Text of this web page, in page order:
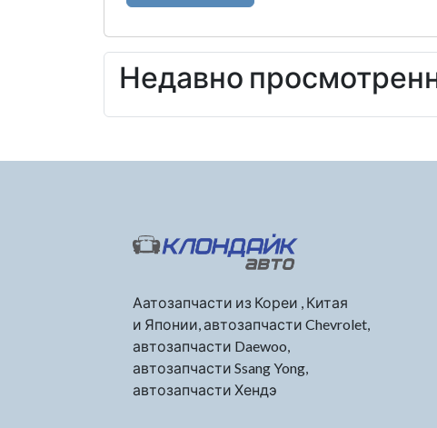
Недавно
Аатозапчасти из Кореи , Китая
и Японии, автозапчасти Chevrolet,
автозапчасти Daewoo,
автозапчасти Ssang Yong,
автозапчасти Хендэ